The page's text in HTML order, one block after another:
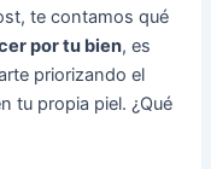
te contamos qué
por tu bien, es
priorizando el
tu propia piel. ¿Qué